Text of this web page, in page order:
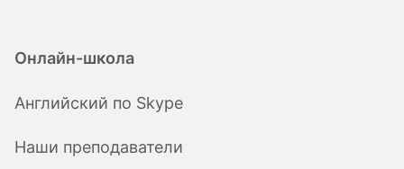
Онлайн-школа
Английский по Skype
Наши преподаватели